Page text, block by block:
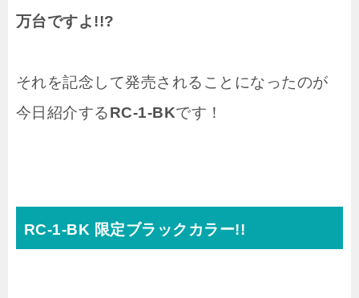
万台ですよ!!?
それを記念して発売されることになったのが
今日紹介するRC-1-BKです！
RC-1-BK 限定ブラックカラー!!